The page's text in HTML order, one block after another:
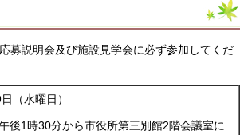
募説明会及び施設見学会に必ず参加してくだ
（水曜日）
後1時30分から市役所第三別館2階会議室に